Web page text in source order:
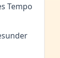
Tempo